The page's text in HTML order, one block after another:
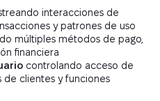
interacciones de
y patrones de uso
múltiples métodos de pago,
financiera
controlando acceso de
clientes y funciones